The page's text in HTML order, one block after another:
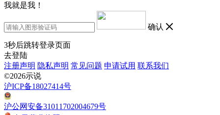
我就是我！
确认
3秒后跳转登录页面
去登陆
注册声明 隐私声明 常见问题 申请试用 联系我们
©2026示说
沪ICP备18027414号
沪公网安备31011702004679号